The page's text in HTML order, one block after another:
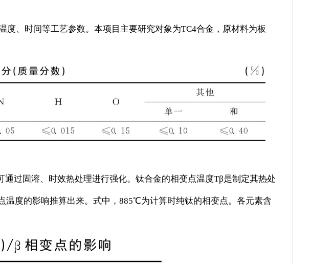
、时间等工艺参数。本项目主要研究对象为TC4合金，原材料为板
过固溶、时效热处理进行强化。钛合金的相变点温度Tβ是制定其热处
度的影响推算出来。式中，885℃为计算时纯钛的相变点。各元素含